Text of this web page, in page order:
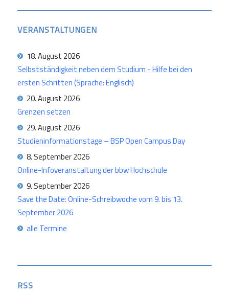
VERANSTALTUNGEN
18. August 2026
Selbstständigkeit neben dem Studium - Hilfe bei den
ersten Schritten (Sprache: Englisch)
20. August 2026
Grenzen setzen
29. August 2026
Studieninformationstage – BSP Open Campus Day
8. September 2026
Online-Infoveranstaltung der bbw Hochschule
9. September 2026
Save the Date: Online-Schreibwoche vom 9. bis 13.
September 2026
alle Termine
RSS